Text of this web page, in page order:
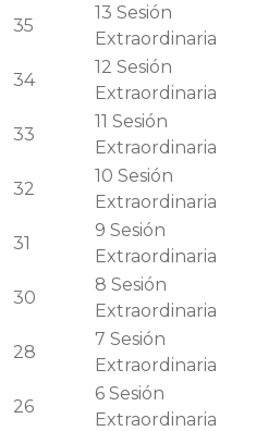
35
13 Sesión
Extraordinaria
34
12 Sesión
Extraordinaria
33
11 Sesión
Extraordinaria
32
10 Sesión
Extraordinaria
31
9 Sesión
Extraordinaria
30
8 Sesión
Extraordinaria
28
7 Sesión
Extraordinaria
26
6Sesión
Extraordinaria